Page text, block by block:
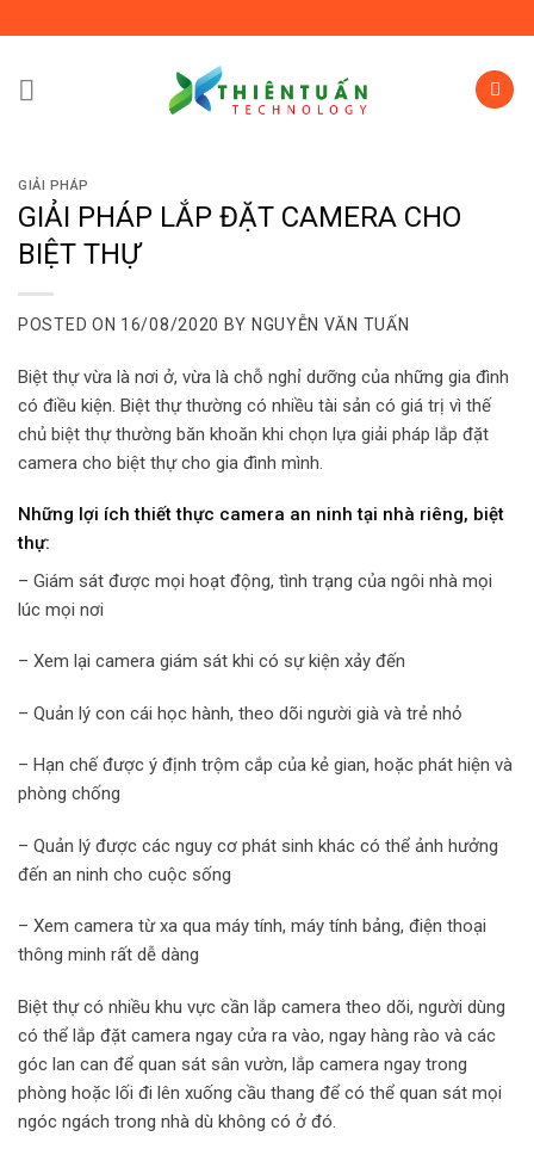
to
GIẢI PHÁP
GIẢI PHÁP LẮP ĐẶT CAMERA CHO
BIỆT THỰ
POSTED ON 16/08/2020 BY NGUYỄN VĂN TUẤN
Biệt thự vừa là nơi ở, vừa là chỗ nghỉ dưỡng của những gia đình
có điều kiện. Biệt thự thường có nhiều tài sản có giá trị vì thế
chủ biệt thự thường băn khoăn khi chọn lựa giải pháp lắp đặt
camera cho biệt thự cho gia đình mình.
Những lợi ích thiết thực camera an ninh tại nhà riêng, biệt
thự:
– Giám sát được mọi hoạt động, tình trạng của ngôi nhà mọi
lúc mọi nơi
– Xem lại camera giám sát khi có sự kiện xảy đến
– Quản lý con cái học hành, theo dõi người già và trẻ nhỏ
– Hạn chế được ý định trộm cắp của kẻ gian, hoặc phát hiện và
phòng chống
– Quản lý được các nguy cơ phát sinh khác có thể ảnh hưởng
đến an ninh cho cuộc sống
– Xem camera từ xa qua máy tính, máy tính bảng, điện thoại
thông minh rất dễ dàng
Biệt thự có nhiều khu vực cần lắp camera theo dõi, người dùng
có thể lắp đặt camera ngay cửa ra vào, ngay hàng rào và các
góc lan can để quan sát sân vườn, lắp camera ngay trong
phòng hoặc lối đi lên xuống cầu thang để có thể quan sát mọi
ngóc ngách trong nhà dù không có ở đó.